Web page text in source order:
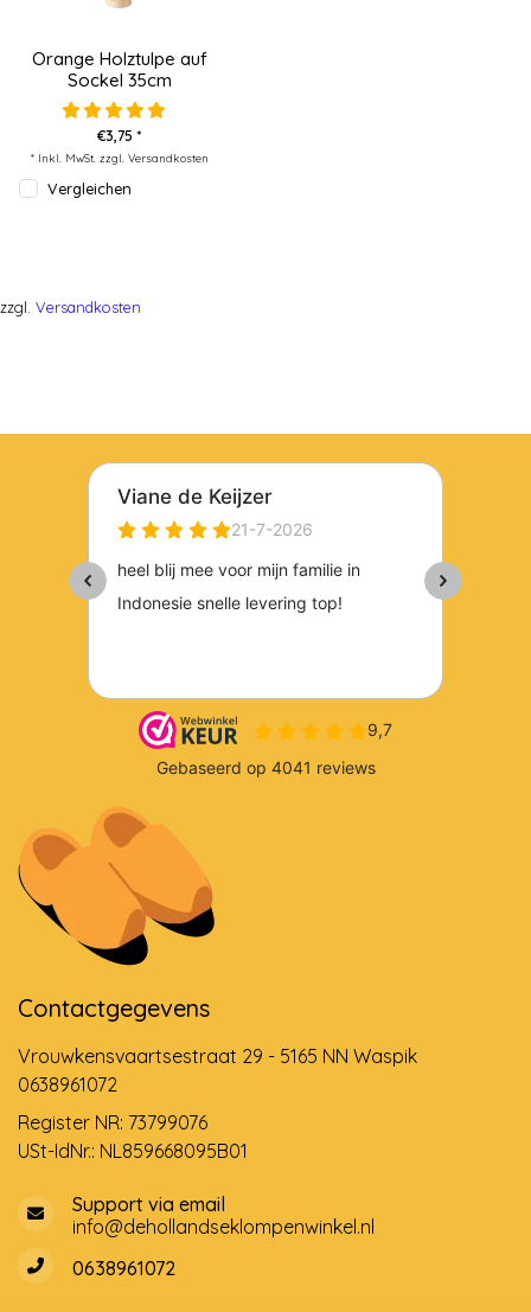
Orange Holztulpe auf
Sockel 35cm
€3,75 *
* Inkl. MwSt. zzgl. Versandkosten
Vergleichen
zzgl. Versandkosten
Contactgegevens
Vrouwkensvaartsestraat 29 - 5165 NN Waspik
0638961072
Register NR: 73799076
USt-IdNr.: NL859668095B01
Support via email
info@dehollandseklompenwinkel.nl
0638961072